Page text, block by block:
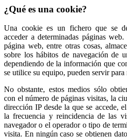
¿Qué es una cookie?
Una cookie es un fichero que se
acceder a determinadas páginas
página web, entre otras cosas,
sobre los hábitos de navegación de
dependiendo de la información que
se utilice su equipo, pueden servir para
No obstante, estos medios sólo
con el número de páginas visitas, la
dirección IP desde la que se accede,
la frecuencia y reincidencia de las
navegador o el operador o tipo de
visita. En ningún caso se obtienen